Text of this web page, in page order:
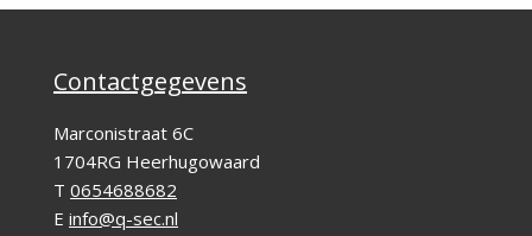
Contactgegevens
Marconistraat 6C
1704RG Heerhugowaard
T 0654688682
E info@q-sec.nl